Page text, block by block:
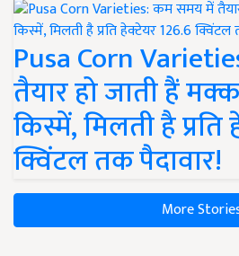
Pusa Corn
तैयार हो जाती हैं
किस्में, मिलती है
क्विंटल तक पैदावार!
More